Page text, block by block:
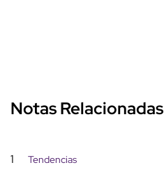
Notas Relacionadas
1 Tendencias